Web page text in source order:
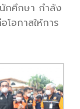
กศึกษา กำลัง
โอกาสให้การ